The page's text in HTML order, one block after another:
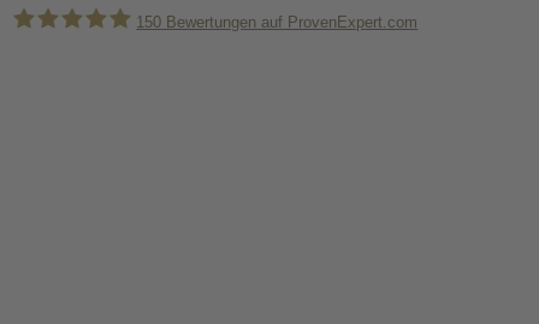
150 Bewertungen auf ProvenExpert.com